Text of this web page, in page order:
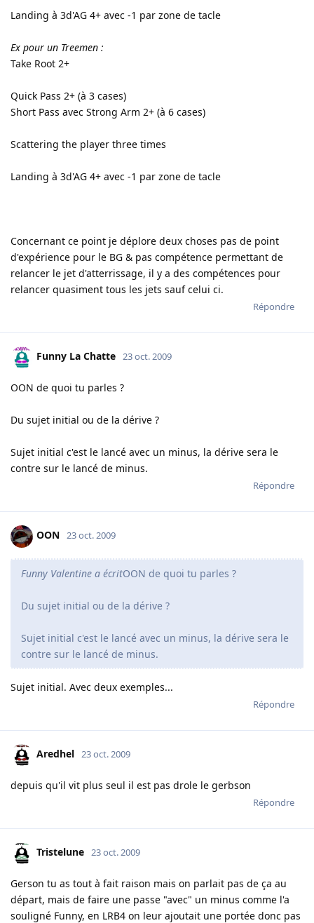
Landing à 3d'AG 4+ avec -1 par zone de tacle
Ex pour un Treemen :
Take Root 2+
Quick Pass 2+ (à 3 cases)
Short Pass avec Strong Arm 2+ (à 6 cases)
Scattering the player three times
Landing à 3d'AG 4+ avec -1 par zone de tacle
Concernant ce point je déplore deux choses pas de point
d'expérience pour le BG & pas compétence permettant de
relancer le jet d'atterrissage, il y a des compétences pour
relancer quasiment tous les jets sauf celui ci.
Répondre
Funny La Chatte 23 oct. 2009
OON de quoi tu parles ?
Du sujet initial ou de la dérive ?
Sujet initial c'est le lancé avec un minus, la dérive sera le
contre sur le lancé de minus.
Répondre
OON 23 oct. 2009
Funny Valentine a écritOON de quoi tu parles ?
Du sujet initial ou de la dérive ?
Sujet initial c'est le lancé avec un minus, la dérive sera le
contre sur le lancé de minus.
Sujet initial. Avec deux exemples...
Répondre
Aredhel 23 oct. 2009
depuis qu'il vit plus seul il est pas drole le gerbson
Répondre
Tristelune 23 oct. 2009
Gerson tu as tout à fait raison mais on parlait pas de ça au
départ, mais de faire une passe "avec" un minus comme l'a
souligné Funny, en LRB4 on leur ajoutait une portée donc pas